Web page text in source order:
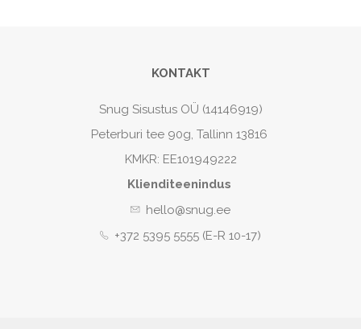
KONTAKT
Snug Sisustus OÜ (14146919)
Peterburi tee 90g, Tallinn 13816
KMKR: EE101949222
Klienditeenindus
hello@snug.ee
+372 5395 5555 (E-R 10-17)